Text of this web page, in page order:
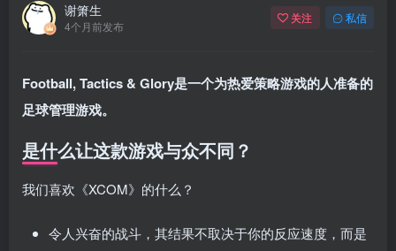
谢箫生
4个月前发布
关注 私信
Football, Tactics & Glory是一个为热爱策略游戏的人准备的
足球管理游戏。
是什么让这款游戏与众不同？
我们喜欢《XCOM》的什么？
令人兴奋的战斗，其结果不取决于你的反应速度，而是